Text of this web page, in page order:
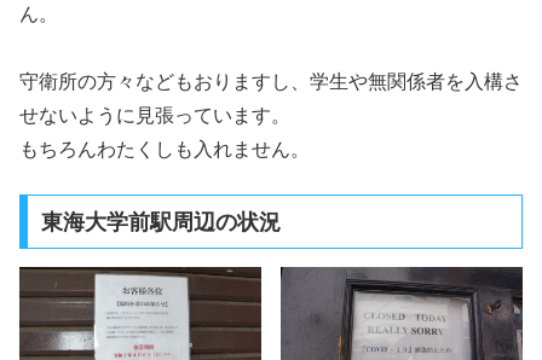
ん。
守衛所の方々などもおりますし、学生や無関係者を入構さ
せないように見張っています。
もちろんわたくしも入れません。
東海大学前駅周辺の状況